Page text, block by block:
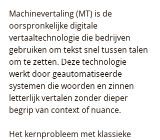
Machinevertaling (MT) is de
oorspronkelijke digitale
vertaaltechnologie die bedrijven
gebruiken om tekst snel tussen talen
om te zetten. Deze technologie
werkt door geautomatiseerde
systemen die woorden en zinnen
letterlijk vertalen zonder dieper
begrip van context of nuance.
Het kernprobleem met klassieke